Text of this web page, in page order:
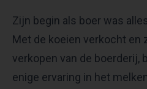
Zijn begin als boer was
Met de koeien verkocht en
verkopen van de boerderij,
enige ervaring in het